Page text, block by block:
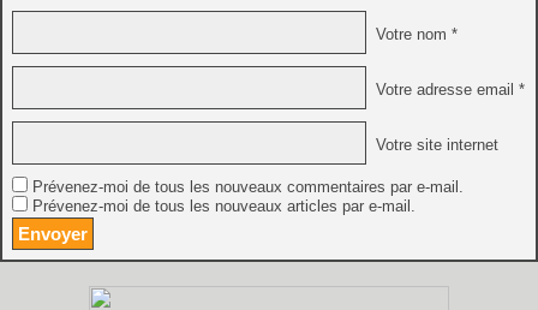
Votre nom *
Votre adresse email *
Votre site internet
Prévenez-moi de tous les nouveaux commentaires par e-mail.
Prévenez-moi de tous les nouveaux articles par e-mail.